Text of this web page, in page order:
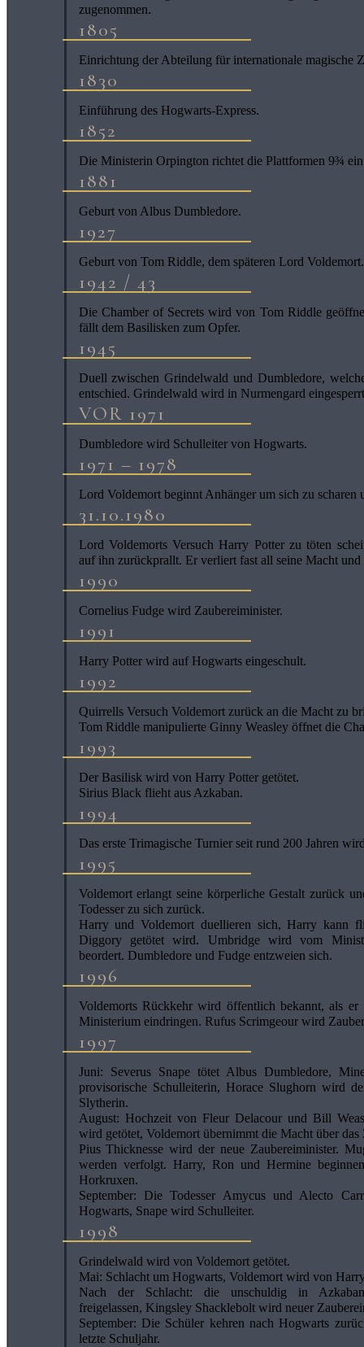
zugenommen.
1805
Einrichtung der Abteilung für internationale magische
1830
Einführung des Hogwarts-Express.
1852
Die Ministerin Orpington richtet die Plattformen 9¾
1881
Geburt von Albus Dumbledore.
1927
Geburt von Tom Riddle, dem späteren Lord Voldemort.
1942 / 43
Die Chamber of Secrets wird von Tom Riddle
fällt dem Basilisken zum Opfer.
1945
Duell zwischen Grindelwald und Dumbledore,
entschied. Grindelwald wird in Nurmengard
VOR 1971
Dumbledore wird Schulleiter von Hogwarts.
1971 – 1978
Lord Voldemort beginnt Anhänger um sich zu scharen
31.10.1980
Lord Voldemorts Versuch Harry Potter zu töten
auf ihn zurückprallt. Er verliert fast all seine Macht
1990
Cornelius Fudge wird Zaubereiminister.
1991
Harry Potter wird auf Hogwarts eingeschult.
1992
Quirrells Versuch Voldemort zurück an die Macht zu
Tom Riddle manipulierte Ginny Weasley öffnet die
1993
Der Basilisk wird von Harry Potter getötet.
Sirius Black flieht aus Azkaban.
1994
Das erste Trimagische Turnier seit rund 200 Jahren
1995
Voldemort erlangt seine körperliche Gestalt zurück
Todesser zu sich zurück.
Harry und Voldemort duellieren sich, Harry kann
Diggory getötet wird. Umbridge wird vom
beordert. Dumbledore und Fudge entzweien sich.
1996
Voldemorts Rückkehr wird öffentlich bekannt, als er
Ministerium eindringen. Rufus Scrimgeour wird
1997
Juni: Severus Snape tötet Albus Dumbledore,
provisorische Schulleiterin, Horace Slughorn wird
Slytherin.
August: Hochzeit von Fleur Delacour und Bill
wird getötet, Voldemort übernimmt die Macht über das
Pius Thicknesse wird der neue Zaubereiminister.
werden verfolgt. Harry, Ron und Hermine
Horkruxen.
September: Die Todesser Amycus und Alecto
Hogwarts, Snape wird Schulleiter.
1998
Grindelwald wird von Voldemort getötet.
Mai: Schlacht um Hogwarts, Voldemort wird von
Nach der Schlacht: die unschuldig in
freigelassen, Kingsley Shacklebolt wird neuer
September: Die Schüler kehren nach Hogwarts
letzte Schuljahr.